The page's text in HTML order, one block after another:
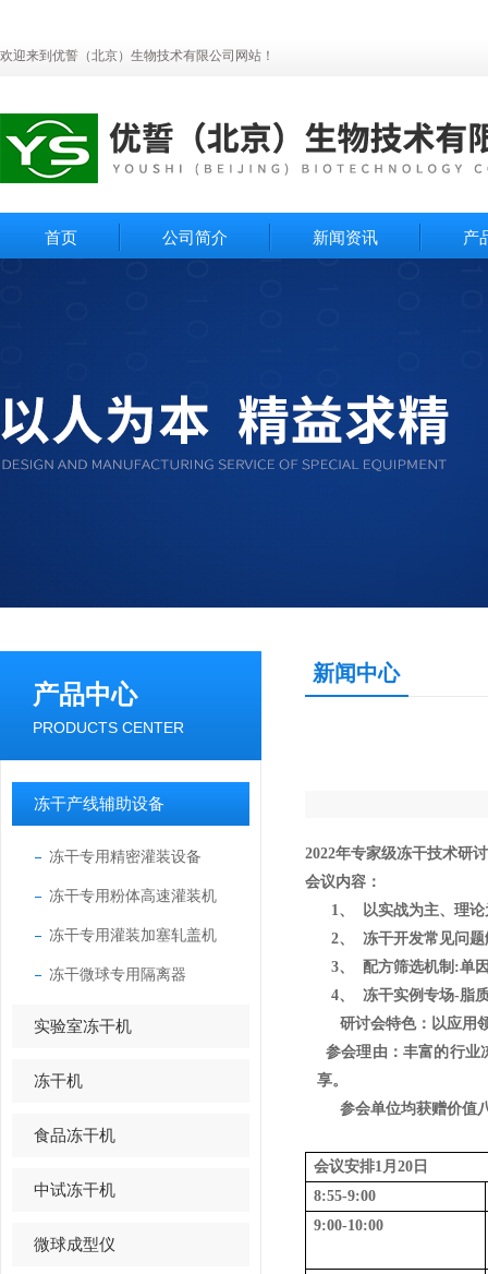
欢迎来到优誓（北京）生物技术有限公司网站！
首页 公司简介 新闻资讯 产
产品中心
PRODUCTS CENTER
冻干产线辅助设备
冻干专用精密灌装设备
冻干专用粉体高速灌装机
冻干专用灌装加塞轧盖机
冻干微球专用隔离器
实验室冻干机
冻干机
食品冻干机
中试冻干机
微球成型仪
新闻中心
2022年专家级冻干技术研
会议内容：
1、
以实战为主、理
2、
冻干开发常见问
3、
配方筛选机制 :单
4、
冻干实例专场-脂
研讨会特色：以应用
参会理由：丰富的行业
享。
参会单位均获赠价值
会议安排1月 20 日
8:55-9:00
9:00-10:00